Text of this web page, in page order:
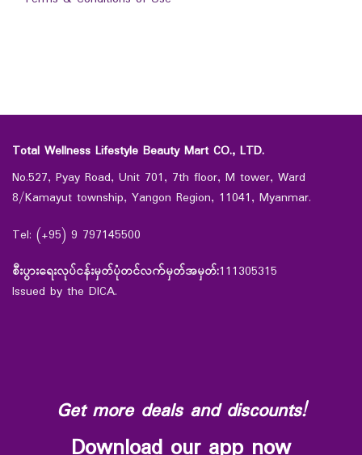
Total Wellness Lifestyle Beauty Mart CO., LTD.
No.527, Pyay Road, Unit 701, 7th floor, M tower, Ward
8/Kamayut township, Yangon Region, 11041, Myanmar.
Tel: (+95) 9 797145500
စီးပွားရေးလုပ်ငန်းမှတ်ပုံတင်လက်မှတ်အမှတ်:111305315
Issued by the DICA.
Get more deals and discounts!